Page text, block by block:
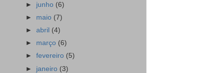
► junho (6)
► maio (7)
►abril (4)
► março (6)
►fevereiro (5)
► janeiro (3)